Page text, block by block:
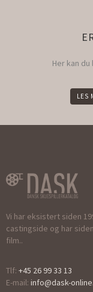
Her kan
LES
Vi har eksistert siden
castingside og har
film..
Tlf: +45 26 99 33 13
E-mail: info@dask-